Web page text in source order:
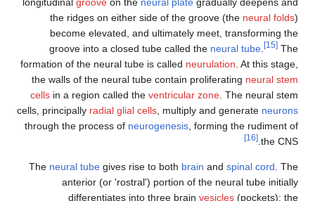
the ridges on either side of the groove (the
become elevated, and ultimately meet,
groove into a closed tube called theneural tube
formation of the neural tube is calledneurulation. At this
the walls of the neural tube contain proliferating
cellsin a region called theventricular zone. The
cells, principallyradial glial cells, multiply and generate
through the process ofneurogenesis, forming the
Theneural tubegives rise to both brainandspinal
anterior (or 'rostral') portion of the neural tube
differentiates into three brainvesicles